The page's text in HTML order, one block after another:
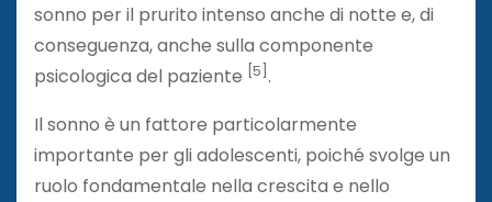
sonno per il prurito intenso anche di notte e, di
conseguenza, anche sulla componente
psicologica del paziente
[5] .
Il sonno è un fattore particolarmente
importante per gli adolescenti, poiché svolge un
ruolo fondamentale nella crescita e nello